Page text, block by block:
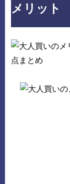
メリット